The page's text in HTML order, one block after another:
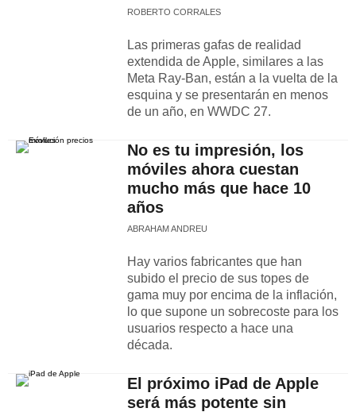
ROBERTO CORRALES
Las primeras gafas de realidad
extendida de Apple, similares a las
Meta Ray-Ban, están a la vuelta de la
esquina y se presentarán en menos
de un año, en WWDC 27.
No es tu impresión, los
móviles ahora cuestan
mucho más que hace 10
años
ABRAHAM ANDREU
Hay varios fabricantes que han
subido el precio de sus topes de
gama muy por encima de la inflación,
lo que supone un sobrecoste para los
usuarios respecto a hace una
década.
El próximo iPad de Apple
será más potente sin